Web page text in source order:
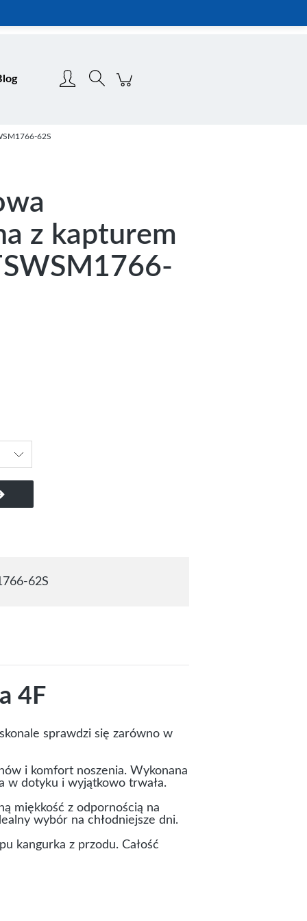
62S
z kapturem
62S
4F
sprawdzi się zarówno w
i komfort noszenia. Wykonana
w dotyku i wyjątkowo trwała.
miękkość z odpornością na
wybór na chłodniejsze dni.
kangurka z przodu. Całość